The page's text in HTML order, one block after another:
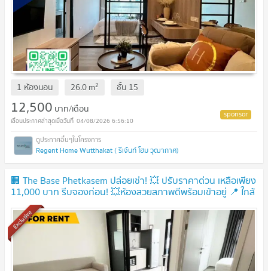
1 ห้องนอน 26.0m2 ชั้น 15
12,500 บาท/เดือน
04/08/2026 6:56:10
Regent Home Wutthakat ( รีเจ้นท์ โฮม วุฒากาศ)
🏢 The Base Phetkasem ปล่อยเช่า! 💥 ปรับราคาด่วน เหลือเพียง
11,000 บาท รีบจองก่อน! 💥ห้องสวยสภาพดีพร้อมเข้าอยู่ 📍 ใกล้
MRT เพชรเกษม 48 เดินทางสะดวก‼️
Exclusive